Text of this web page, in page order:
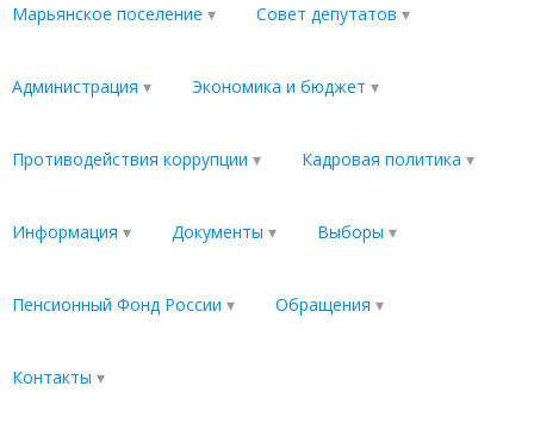
Марьянское поселение Совет депутатов
Администрация Экономика и бюджет
Противодействия коррупции Кадровая политика
Информация Документы Выборы
Пенсионный Фонд России Обращения
Контакты